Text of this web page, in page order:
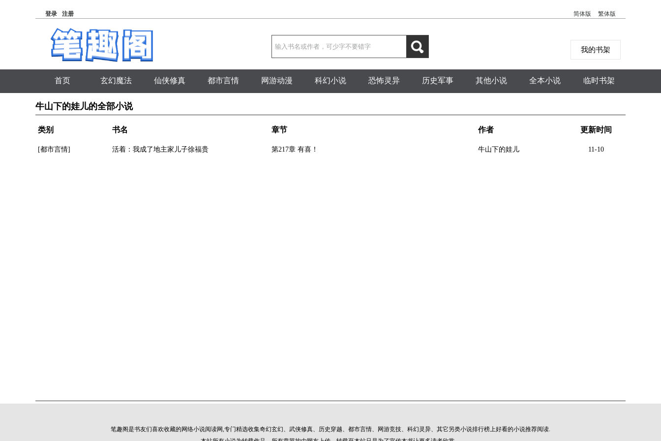
登录 注册 简体版 繁体版
我的书架
首页 玄幻魔法 仙侠修真 都市言情 网游动漫 科幻小说 恐怖灵异 历史军事 其他小说 全本小说 临时书架
牛山下的娃儿的全部小说
类别 书名 章节 作者 更新时间
[都市言情] 活着：我成了地主家儿子徐福贵 第217章 有喜！ 牛山下的娃儿 11-10
笔趣阁是书友们喜欢收藏的网络小说阅读网,专门精选收集奇幻玄幻、武侠修真、历史穿越、都市言情、网游竞技、科幻灵异、其它另类小说排行榜上好看的小说推荐阅读.